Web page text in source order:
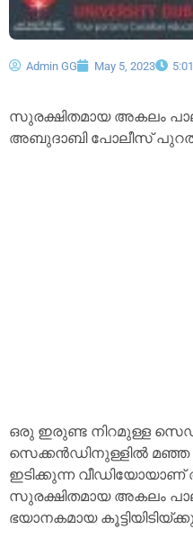
Admin GG May 5, 2023
സുരക്ഷിതമായ അകലം
അബുദാബി പോലീസ് പുറത്ത്
ഒരു ഇരുണ്ട നിറമുള്ള
സെക്കൻഡിനുള്ളിൽ മഞ്ഞ
ഇടിക്കുന്ന വീഡിയോയാണ്
സുരക്ഷിതമായ അകലം
ഭയാനകമായ